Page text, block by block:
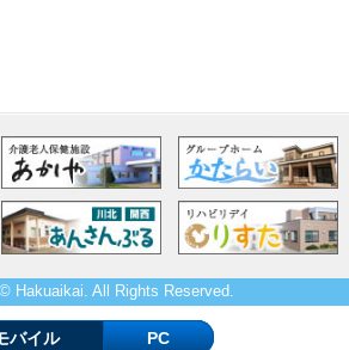
Hakuaikai. All Rights Reserved.
バイル PC